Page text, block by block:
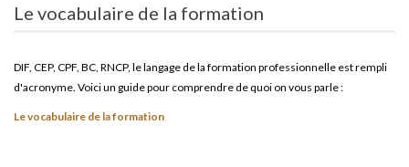
Le vocabulaire de la formation
DIF, CEP, CPF, BC, RNCP, le langage de la formation professionnelle est rempli
d'acronyme. Voici un guide pour comprendre de quoi on vous parle :
Le vocabulaire de la formation